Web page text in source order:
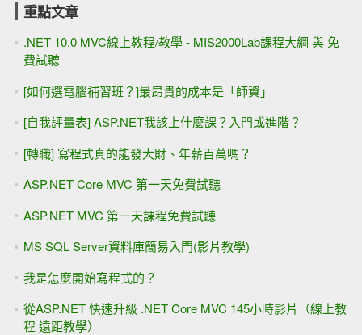
重點文章
.NET 10.0 MVC線上教程/教學 - MIS2000Lab課程大綱 與 免
費試聽
[如何選電腦補習班？]最昂貴的成本是「師資」
[自我評量表] ASP.NET我該上什麼課？入門或進階？
[轉職] 寫程式真的能發大財、年薪百萬嗎？
ASP.NET Core MVC 第一天免費試聽
ASP.NET MVC 第一天課程免費試聽
MS SQL Server資料庫簡易入門(影片教學)
我是怎麼開始寫程式的？
從ASP.NET 快速升級 .NET Core MVC 145小時影片（線上教
程 遠距教學）